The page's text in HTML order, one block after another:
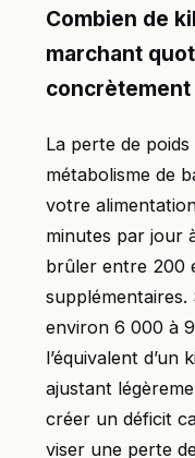
Combien de
marchant
concrètement
La perte de
métabolisme de
votre
minutes par jour
brûler entre 200
environ 6 000 à
l’équivalent d’un
ajustant
créer un déficit
viser une perte